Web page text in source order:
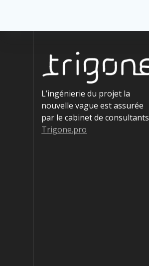
L’ingénierie du projet la
nouvelle vague est assurée
par le cabinet de consultants
Trigone.pro